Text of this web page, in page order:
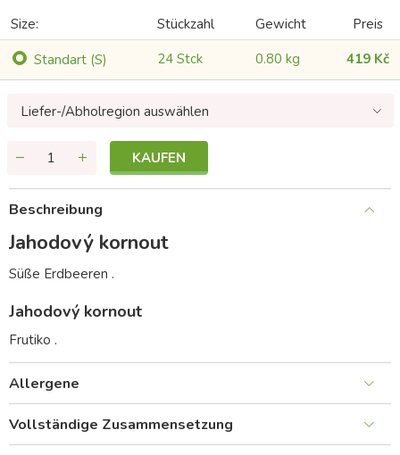
Size:
Stückzahl Gewicht
Preis
Standart (S)
24 Stck 0.80 kg 419 Kč
Liefer-/Abholregion auswählen
KAUFEN
Beschreibung
Jahodový kornout
Süße Erdbeeren .
Jahodový kornout
Frutiko .
Allergene
Vollständige Zusammensetzung